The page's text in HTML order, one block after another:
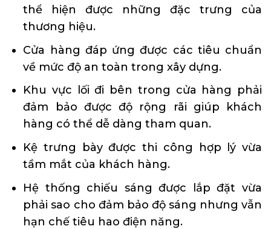
thể hiện được những đặc trưng của
thương hiệu.
Cửa hàng đáp ứng được các tiêu chuẩn
về mức độ an toàn trong xây dựng.
Khu vực lối đi bên trong cửa hàng phải
đảm bảo được độ rộng rãi giúp khách
hàng có thể dễ dàng tham quan.
Kệ trưng bày được thi công hợp lý vừa
tầm mắt của khách hàng.
Hệ thống chiếu sáng được lắp đặt vừa
phải sao cho đảm bảo độ sáng nhưng vẫn
hạn chế tiêu hao điện năng.